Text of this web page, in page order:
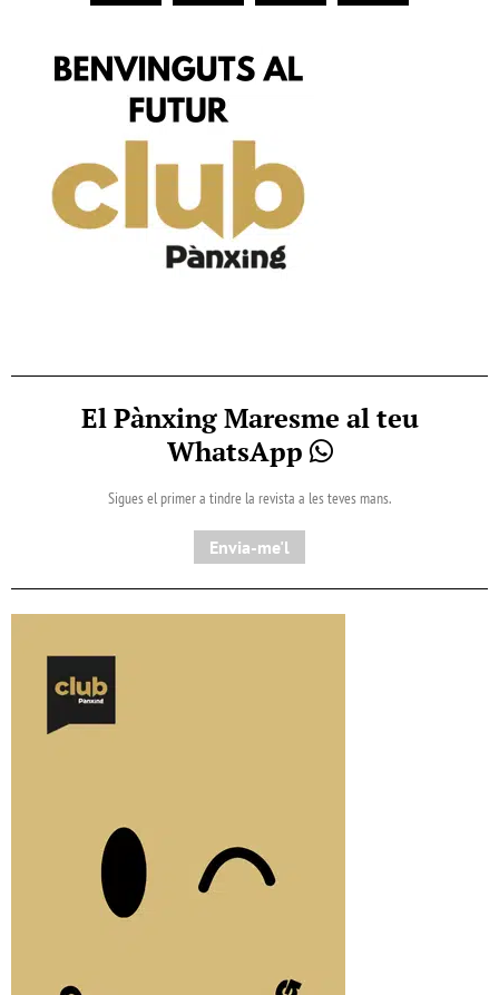
El Pànxing Maresme al teu
WhatsApp
Sigues el primer a tindre la revista a les teves mans.
Envia-me'l